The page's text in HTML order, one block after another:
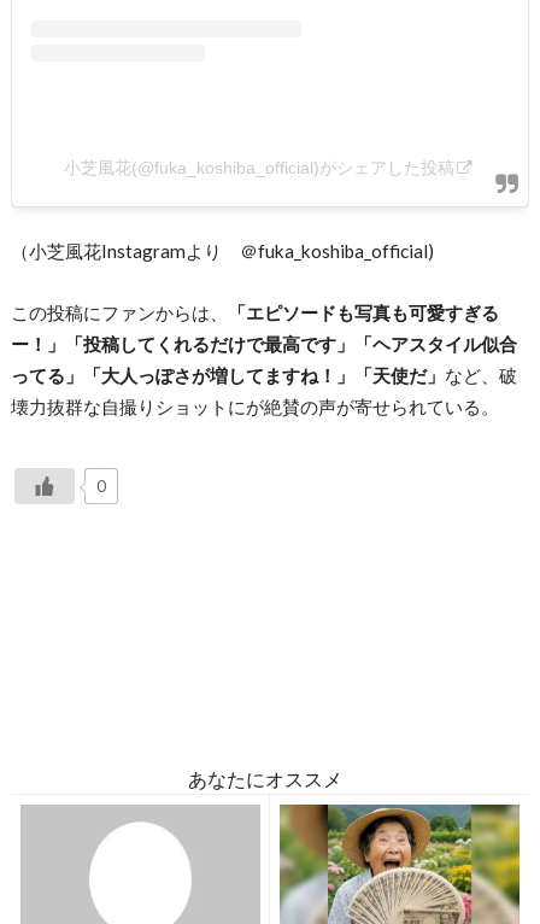
小芝風花(@fuka_koshiba_official)がシェアした投稿
（小芝風花Instagramより ＠fuka_koshiba_official)
この投稿にファンからは、
「エピソードも写真も可愛すぎる
ー！」「投稿してくれるだけで最高です」「ヘアスタイル似合
ってる」「大人っぽさが増してますね！」「天使だ」 など、破
壊力抜群な自撮りショットにが絶賛の声が寄せられている。
0
あなたにオススメ